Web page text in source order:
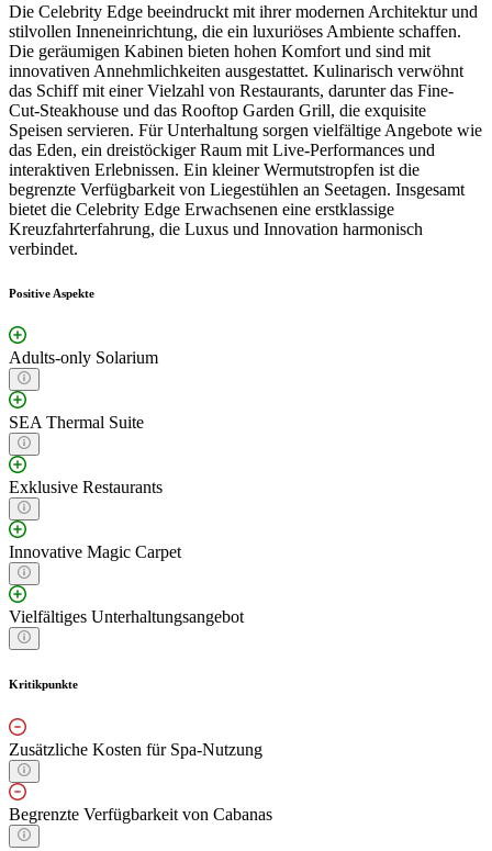
Die Celebrity Edge beeindruckt mit ihrer modernen Architektur und
stilvollen Inneneinrichtung, die ein luxuriöses Ambiente schaffen.
Die geräumigen Kabinen bieten hohen Komfort und sind mit
innovativen Annehmlichkeiten ausgestattet. Kulinarisch verwöhnt
das Schiff mit einer Vielzahl von Restaurants, darunter das Fine-
Cut-Steakhouse und das Rooftop Garden Grill, die exquisite
Speisen servieren. Für Unterhaltung sorgen vielfältige Angebote wie
das Eden, ein dreistöckiger Raum mit Live-Performances und
interaktiven Erlebnissen. Ein kleiner Wermutstropfen ist die
begrenzte Verfügbarkeit von Liegestühlen an Seetagen. Insgesamt
bietet die Celebrity Edge Erwachsenen eine erstklassige
Kreuzfahrterfahrung, die Luxus und Innovation harmonisch
verbindet.
Positive Aspekte
Adults-only Solarium
SEA Thermal Suite
Exklusive Restaurants
Innovative Magic Carpet
Vielfältiges Unterhaltungsangebot
Kritikpunkte
Zusätzliche Kosten für Spa-Nutzung
Begrenzte Verfügbarkeit von Cabanas